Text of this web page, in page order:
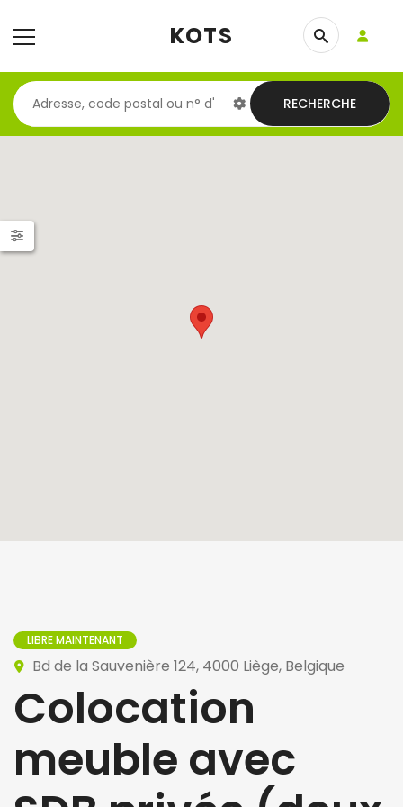
KOTS
RECHERCHE
LIBRE MAINTENANT
Bd de la Sauvenière 124, 4000 Liège, Belgique
Colocation
meuble avec